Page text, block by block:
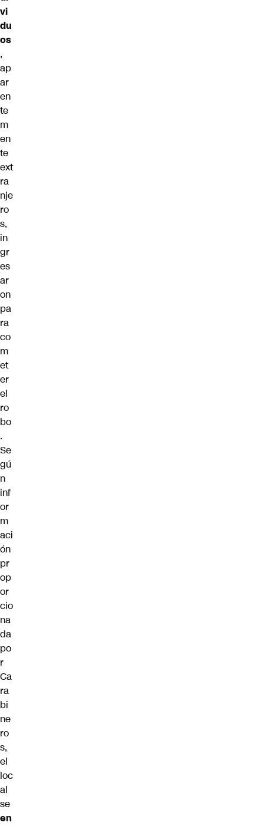
vi
du
os
,
ap
ar
en
te
m
en
te
ext
ra
nje
ro
s,
in
gr
es
ar
on
pa
ra
co
m
et
er
el
ro
bo
.
Se
gú
n
inf
or
m
aci
ón
pr
op
or
cio
na
da
po
r
Ca
ra
bi
ne
ro
s,
el
loc
al
se
en